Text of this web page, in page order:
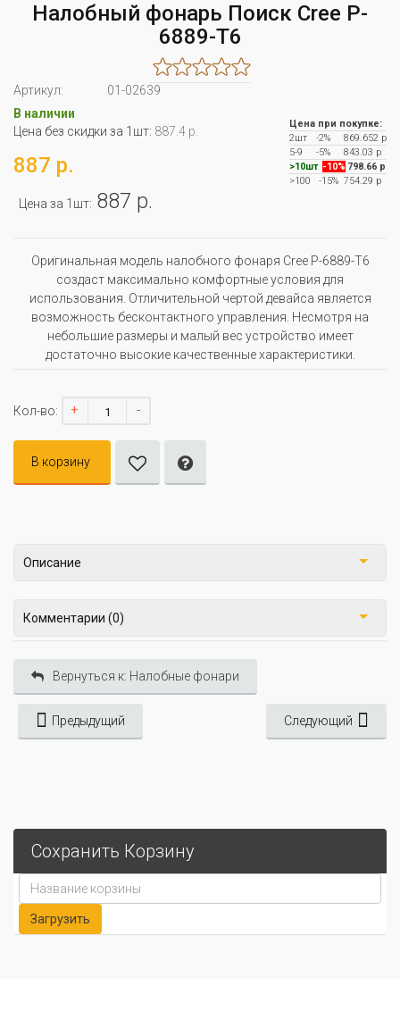
Налобный фонарь Поиск Сree P-
6889-T6
Артикул:
01-02639
В наличии
Цена без скидки за 1шт: 887.4 р.
887 р.
Цена за 1шт: 887 р.
Цена при покупке:
2шт
-2%
869.652 р
5-9
-5%
843.03 р
>10шт -10% 798.66 р
>100
-15% 754.29 р
Оригинальная модель налобного фонаря Сree P-6889-T6
создаст максимально комфортные условия для
использования. Отличительной чертой девайса является
возможность бесконтактного управления. Несмотря на
небольшие размеры и малый вес устройство имеет
достаточно высокие качественные характеристики.
Кол-во: + -
В корзину
Описание
Комментарии (0)
Вернуться к: Налобные фонари
Предыдущий Следующий
Сохранить Корзину